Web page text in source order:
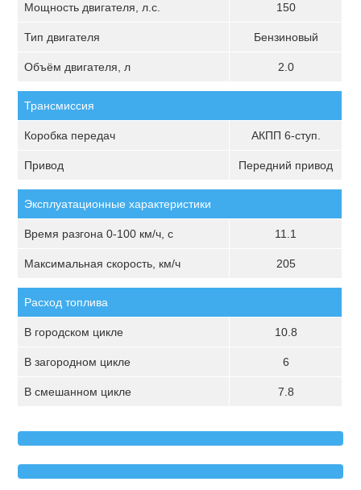
Мощность двигателя, л.с. 150
Тип двигателя Бензиновый
Объём двигателя, л 2.0
Трансмиссия
Коробка передач АКПП 6-ступ.
Привод Передний привод
Эксплуатационные характеристики
Время разгона 0-100 км/ч, с 11.1
Максимальная скорость, км/ч 205
Расход топлива
В городском цикле 10.8
В загородном цикле 6
В смешанном цикле 7.8